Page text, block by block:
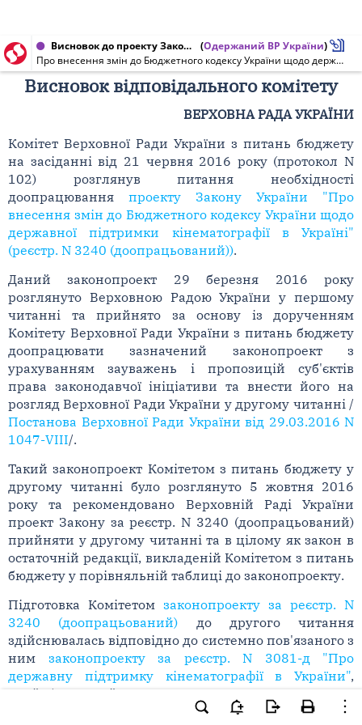
Висновок до проекту Закону України від 21.06.2017 № 3240 (Одержаний ВР України)
Про внесення змін до Бюджетного кодексу України щодо державної підтримки кінематографії